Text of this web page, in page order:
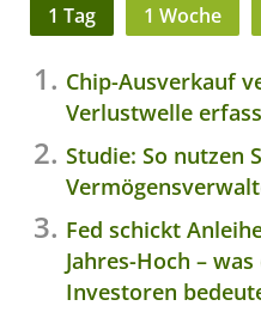
1 Tag 1 Woche
Chip-Ausverkauf
Verlustwelle
Studie: So nutzen
Fed schickt
Jahres-Hoch –
Investoren